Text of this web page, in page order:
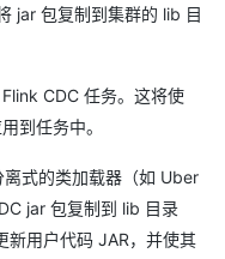
jar 包复制到集群的 lib 目
CDC 任务。这将使
到任务中。
式的类加载器（如 Uber
jar 包复制到 lib 目录
新用户代码 JAR，并使其